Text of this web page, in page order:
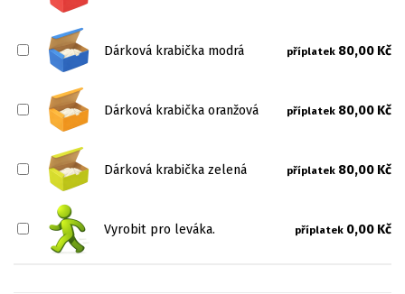
Dárková krabička modrá příplatek 80,00 Kč
Dárková krabička oranžová příplatek 80,00 Kč
Dárková krabička zelená příplatek 80,00 Kč
Vyrobit pro leváka. příplatek 0,00 Kč